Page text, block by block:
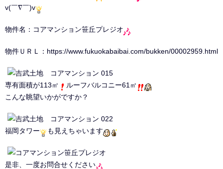
v(￣∇￣)v
物件名：コアマンション笹丘プレジオ
物件ＵＲＬ： https://www.fukuokabaibai.com/bukken/00002959.html
専有面積が113㎡
ルーフバルコニー61㎡
こんな眺望いかがですか？
福岡タワー も見えちゃいます
是非、一度お問合せください